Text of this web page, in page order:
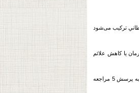
ي ترکیب می‌شود
بیمارانی که با سدیم پورفیمر درمان می‌شوند باید از نور مستقیم آفتاب و نور زیاد داخل خانه تا حداقل 6 هفته بعد از درمان دوری کنند (به پرسش 5 مراجعه